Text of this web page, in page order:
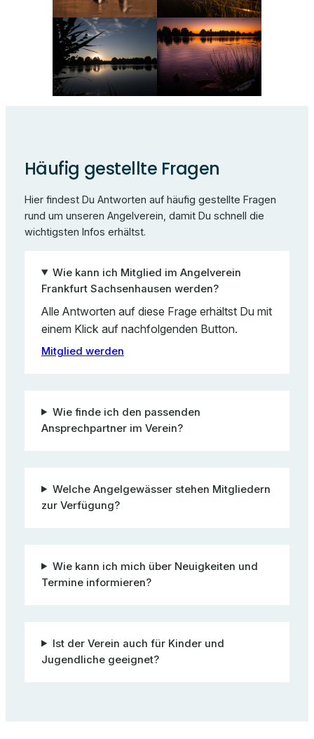
Häufig gestellte Fragen
Hier findest Du Antworten auf häufig gestellte Fragen
rund um unseren Angelverein, damit Du schnell die
wichtigsten Infos erhältst.
Wie kann ich Mitglied im Angelverein
Frankfurt Sachsenhausen werden?
Alle Antworten auf diese Frage erhältst Du mit
einem Klick auf nachfolgenden Button.
Mitglied werden
Wie finde ich den passenden
Ansprechpartner im Verein?
Welche Angelgewässer stehen Mitgliedern
zur Verfügung?
Wie kann ich mich über Neuigkeiten und
Termine informieren?
Ist der Verein auch für Kinder und
Jugendliche geeignet?